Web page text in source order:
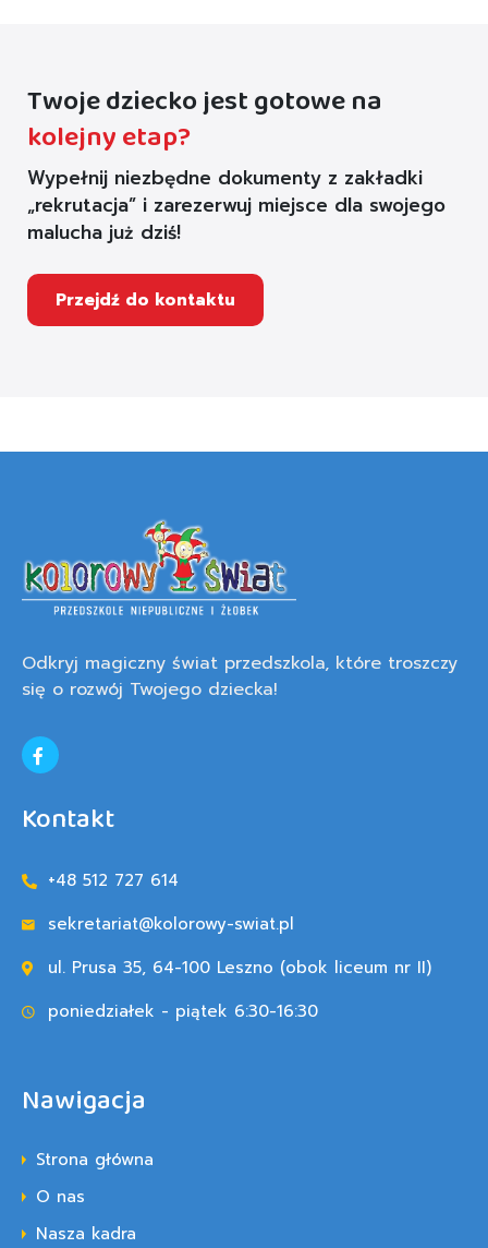
Twoje dziecko jest gotowe na
kolejny etap?
Wypełnij niezbędne dokumenty z zakładki
„rekrutacja” i zarezerwuj miejsce dla swojego
malucha już dziś!
Przejdź do kontaktu
Odkryj magiczny świat przedszkola, które troszczy
się o rozwój Twojego dziecka!
Kontakt
+48 512 727 614
sekretariat@kolorowy-swiat.pl
ul. Prusa 35, 64-100 Leszno (obok liceum nr II)
poniedziałek - piątek 6:30-16:30
Nawigacja
Strona główna
O nas
Nasza kadra